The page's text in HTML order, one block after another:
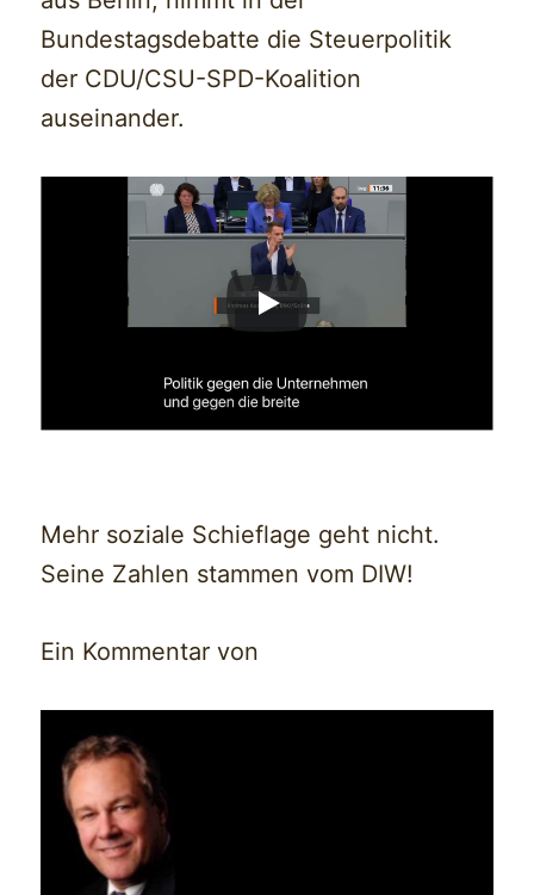
Bundestagsdebatte die Steuerpolitik
der CDU/CSU-SPD-Koalition
auseinander.
Mehr soziale Schieflage geht nicht.
Seine Zahlen stammen vom DIW!
Ein Kommentar von